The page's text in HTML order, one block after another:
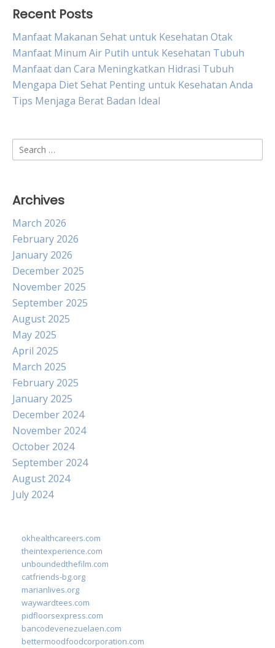
Recent Posts
Manfaat Makanan Sehat untuk Kesehatan Otak
Manfaat Minum Air Putih untuk Kesehatan Tubuh
Manfaat dan Cara Meningkatkan Hidrasi Tubuh
Mengapa Diet Sehat Penting untuk Kesehatan Anda
Tips Menjaga Berat Badan Ideal
Search
for:
Archives
March 2026
February 2026
January 2026
December 2025
November 2025
September 2025
August 2025
May 2025
April 2025
March 2025
February 2025
January 2025
December 2024
November 2024
October 2024
September 2024
August 2024
July 2024
okhealthcareers.com
theintexperience.com
unboundedthefilm.com
catfriends-bg.org
marianlives.org
waywardtees.com
pidfloorsexpress.com
bancodevenezuelaen.com
bettermoodfoodcorporation.com